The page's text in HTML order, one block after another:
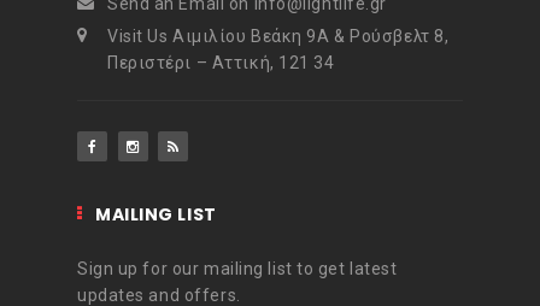
Visit Us Αιμιλίου Βεάκη 9Α & Ρούσβελτ 8,
Περιστέρι – Αττική, 121 34
MAILING LIST
Sign up for our mailing list to get latest
updates and offers.